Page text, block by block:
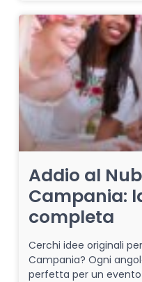
Addio al
Campania:
completa
Cerchi idee originali
Campania? Ogni
perfetta per un